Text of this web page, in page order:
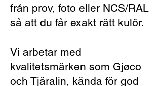
från prov, foto eller NCS/RAL
så att du får exakt rätt kulör.
Vi arbetar med
kvalitetsmärken som Gjøco
och Tjäralin, kända för god